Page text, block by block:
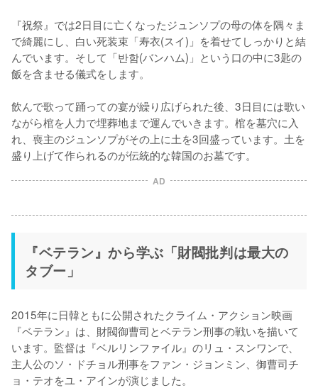
『祝祭』では2日目に亡くなったジュンソプの母の体を隅々ま
で綺麗にし、白い死装束「寿衣(スイ)」を着せてしっかりと結
んでいます。そして「반함(バンハム)」という口の中に3匙の
飯を含ませる儀式をします。
飲んで歌って踊っての宴が繰り広げられた後、3日目には歌い
ながら棺を人力で埋葬地まで運んでいきます。棺を墓穴に入
れ、喪主のジュンソプがその上に土を3回盛っています。土を
盛り上げて作られるのが伝統的な韓国のお墓です。
AD
『ベテラン』から学ぶ「財閥批判は最大の
タブー」
2015年に日韓ともに公開されたクライム・アクション映画
『ベテラン』は、財閥御曹司とベテラン刑事の戦いを描いて
います。監督は『ベルリンファイル』のリュ・スンワンで、
主人公のソ・ドチョル刑事をファン・ジョンミン、御曹司チ
ョ・テオをユ・アインが演じました。